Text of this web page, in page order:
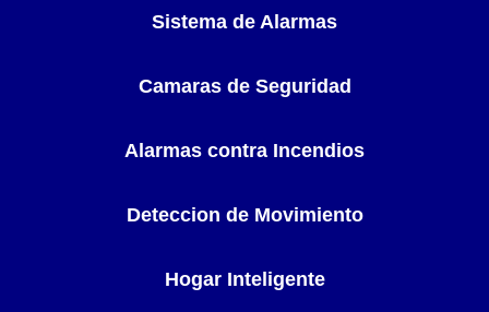
Sistema de Alarmas
Camaras de Seguridad
Alarmas contra Incendios
Deteccion de Movimiento
Hogar Inteligente